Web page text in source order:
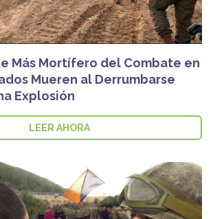
Más Mortífero del Combate en
Mueren al Derrumbarse
Explosión
LEER AHORA